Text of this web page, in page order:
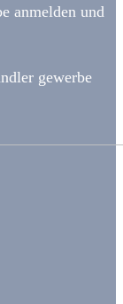
anmelden und
gewerbe